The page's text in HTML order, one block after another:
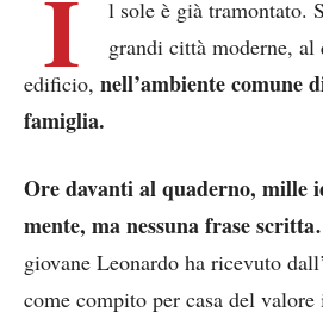
I
l sole è già tramontato.
grandi città moderne,
edificio, nell’ambiente comune
famiglia.
Ore davanti al quaderno, mille
mente, ma nessuna frase
giovane Leonardo ha ricevuto
come compito per casa del